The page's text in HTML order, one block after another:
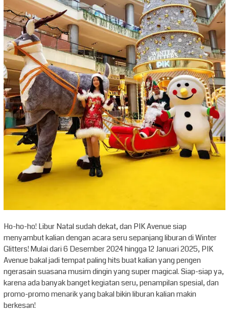
Ho-ho-ho! Libur Natal sudah dekat, dan PIK Avenue siap
menyambut kalian dengan acara seru sepanjang liburan di Winter
Glitters! Mulai dari 6 Desember 2024 hingga 12 Januari 2025, PIK
Avenue bakal jadi tempat paling hits buat kalian yang pengen
ngerasain suasana musim dingin yang super magical. Siap-siap ya,
karena ada banyak banget kegiatan seru, penampilan spesial, dan
promo-promo menarik yang bakal bikin liburan kalian makin
berkesan!